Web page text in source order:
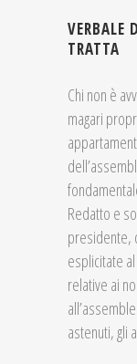
VERBALE
TRATTA
Chi non è
magari
Redatto e
presidente,
esplicitate
relative ai
astenuti, gli